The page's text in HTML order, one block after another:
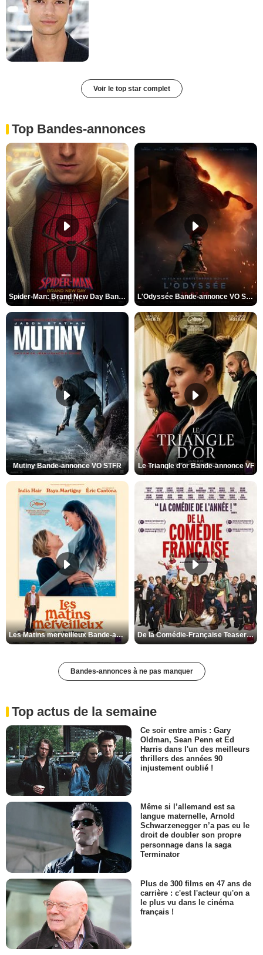
Voir le top star complet
Top Bandes-annonces
Spider-Man: Brand New Day Bande-annonce VO STFR L'Odyssée Bande-annonce VO STFR
Mutiny Bande-annonce VO STFR Le Triangle d'or Bande-annonce VF
Les Matins merveilleux Bande-annonce VF De la Comédie-Française Teaser VF
Bandes-annonces à ne pas manquer
Top actus de la semaine
Ce soir entre amis : Gary
Oldman, Sean Penn et Ed
Harris dans l'un des meilleurs
thrillers des années 90
injustement oublié !
Même si l’allemand est sa
langue maternelle, Arnold
Schwarzenegger n’a pas eu le
droit de doubler son propre
personnage dans la saga
Terminator
Plus de 300 films en 47 ans de
carrière : c'est l'acteur qu'on a
le plus vu dans le cinéma
français !